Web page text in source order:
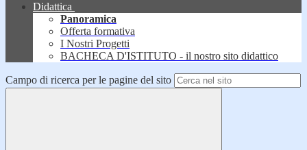
Didattica
Panoramica
Offerta formativa
I Nostri Progetti
BACHECA D'ISTITUTO - il nostro sito didattico
Campo di ricerca per le pagine del sito